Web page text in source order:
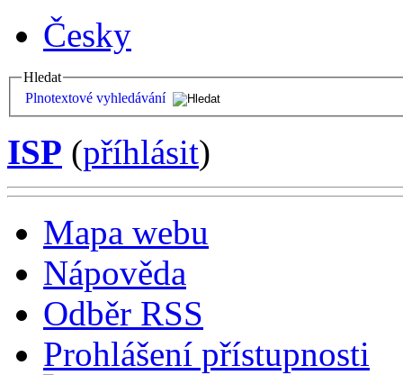
Česky
Hledat
Plnotextové vyhledávání
ISP (příhlásit)
Mapa webu
Nápověda
Odběr RSS
Prohlášení přístupnosti